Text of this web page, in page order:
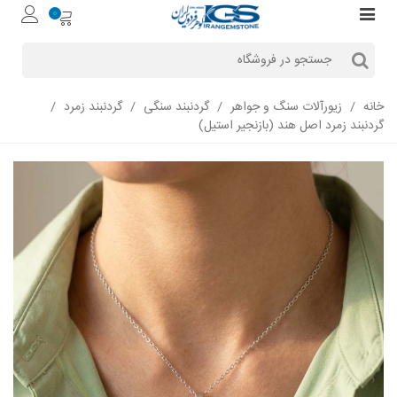
0
خانه / زیورآلات سنگ و جواهر / گردنبند سنگی / گردنبند زمرد /
گردنبند زمرد اصل هند (بازنجیر استیل)